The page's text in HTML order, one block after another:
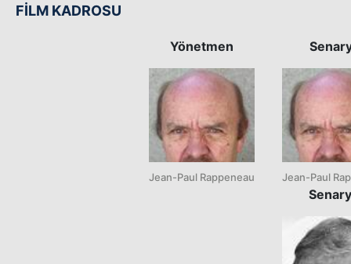
FİLM KADROSU
Yönetmen
Jean-Paul Rappeneau Jean-Paul